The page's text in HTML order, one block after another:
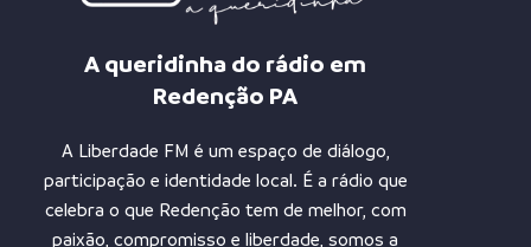
A queridinha do rádio em
Redenção PA
A Liberdade FM é um espaço de diálogo,
participação e identidade local. É a rádio que
celebra o que Redenção tem de melhor, com
paixão, compromisso e liberdade, somos a